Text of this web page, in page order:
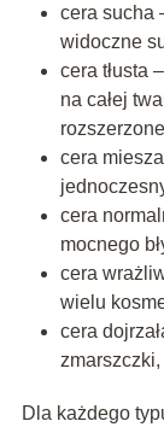
cera sucha
widoczne
cera tłusta
na całej
cera
cera
mocnego
cera
wielu
cera
Dla każdego